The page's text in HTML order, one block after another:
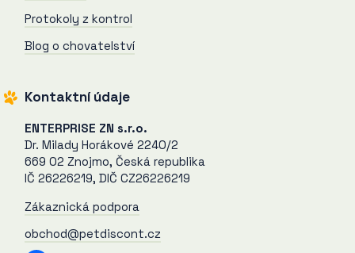
Protokoly z kontrol
Blog o chovatelství
Kontaktní údaje
ENTERPRISE ZN s.r.o.
Dr. Milady Horákové 2240/2
669 02 Znojmo, Česká republika
IČ 26226219, DIČ CZ26226219
Zákaznická podpora
obchod@petdiscont.cz